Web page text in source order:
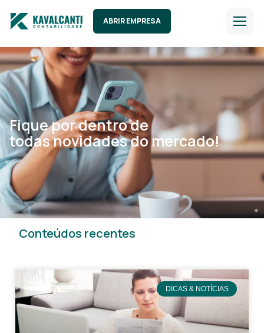
ABRIR EMPRESA
Fique por dentro de
todas novidades do mercado!
Conteúdos recentes
DICAS & NOTÍCIAS